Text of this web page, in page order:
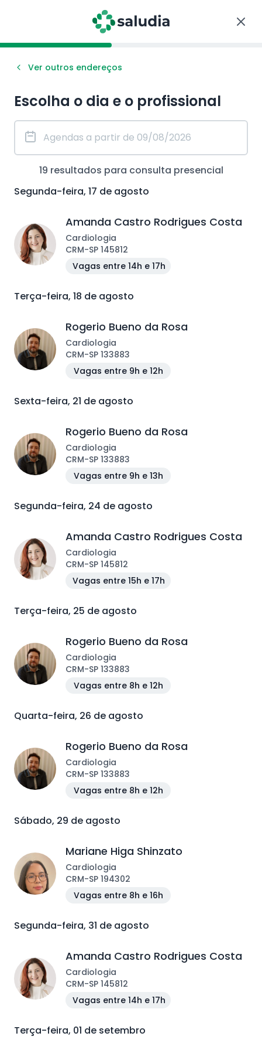
Ver outros endereços
Escolha o dia e o profissional
19 resultados para consulta presencial
Segunda-feira, 17 de agosto
Amanda Castro Rodrigues Costa
Cardiologia
CRM-SP 145812
Vagas entre 14h e 17h
Terça-feira, 18 de agosto
Rogerio Bueno da Rosa
Cardiologia
CRM-SP 133883
Vagas entre 9h e 12h
Sexta-feira, 21 de agosto
Rogerio Bueno da Rosa
Cardiologia
CRM-SP 133883
Vagas entre 9h e 13h
Segunda-feira, 24 de agosto
Amanda Castro Rodrigues Costa
Cardiologia
CRM-SP 145812
Vagas entre 15h e 17h
Terça-feira, 25 de agosto
Rogerio Bueno da Rosa
Cardiologia
CRM-SP 133883
Vagas entre 8h e 12h
Quarta-feira, 26 de agosto
Rogerio Bueno da Rosa
Cardiologia
CRM-SP 133883
Vagas entre 8h e 12h
Sábado, 29 de agosto
Mariane Higa Shinzato
Cardiologia
CRM-SP 194302
Vagas entre 8h e 16h
Segunda-feira, 31 de agosto
Amanda Castro Rodrigues Costa
Cardiologia
CRM-SP 145812
Vagas entre 14h e 17h
Terça-feira, 01 de setembro